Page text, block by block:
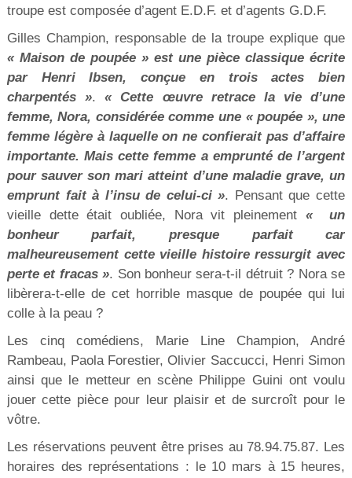
troupe est composée d’agent E.D.F. et d’agents G.D.F.
Gilles Champion, responsable de la troupe explique que
« Maison de poupée » est une pièce classique écrite
par Henri Ibsen, conçue en trois actes bien
charpentés ».« Cette œuvre retrace la vie d’une
femme, Nora, considérée comme une « poupée », une
femme légère à laquelle on ne confierait pas d’affaire
importante. Mais cette femme a emprunté de l’argent
pour sauver son mari atteint d’une maladie grave, un
emprunt fait à l’insu de celui-ci ». Pensant que cette
vieille dette était oubliée, Nora vit pleinement « un
bonheur parfait, presque parfait car
malheureusement cette vieille histoire ressurgit avec
perte et fracas ». Son bonheur sera-t-il détruit ? Nora se
libèrera-t-elle de cet horrible masque de poupée qui lui
colle à la peau ?
Les cinq comédiens, Marie Line Champion, André
Rambeau, Paola Forestier, Olivier Saccucci, Henri Simon
ainsi que le metteur en scène Philippe Guini ont voulu
jouer cette pièce pour leur plaisir et de surcroît pour le
vôtre.
Les réservations peuvent être prises au 78.94.75.87. Les
horaires des représentations : le 10 mars à 15 heures,